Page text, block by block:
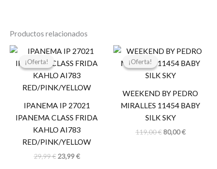
Productos relacionados
¡Oferta!
¡Oferta!
IPANEMA IP 27021
IPANEMA CLASS FRIDA
KAHLO AI783
RED/PINK/YELLOW
29,99€
El
original
era:
29,99 €.
23,99€
El
actual
es:
23,99 €.
¡Oferta!
¡Oferta!
WEEKEND BY PEDRO
MIRALLES 11454 BABY
SILK SKY
119,00€
El
original
era:
80,00€
El
actual